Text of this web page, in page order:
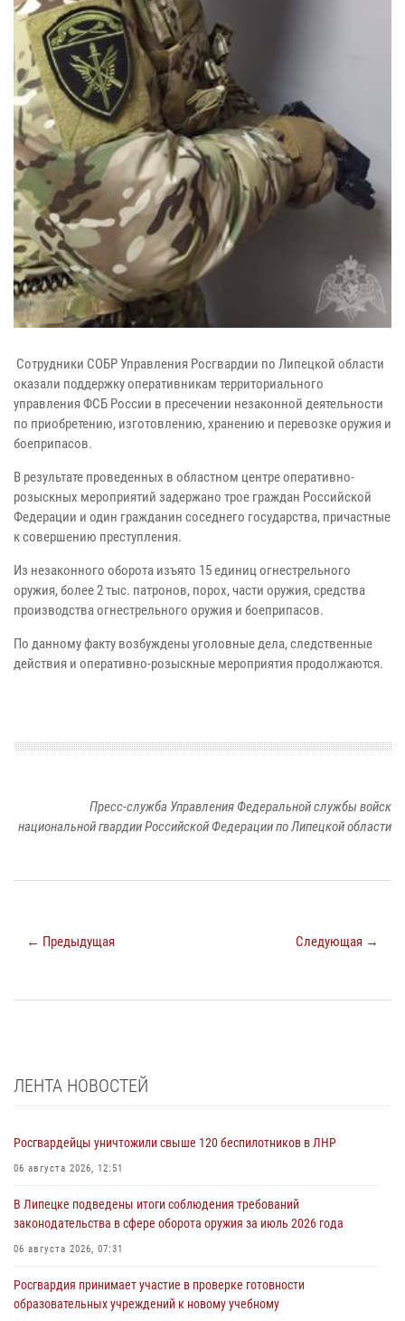
Сотрудники СОБР Управления Росгвардии по Липецкой области
оказали поддержку оперативникам территориального
управления ФСБ России в пресечении незаконной деятельности
по приобретению, изготовлению, хранению и перевозке оружия и
боеприпасов.
В результате проведенных в областном центре оперативно-
розыскных мероприятий задержано трое граждан Российской
Федерации и один гражданин соседнего государства, причастные
к совершению преступления.
Из незаконного оборота изъято 15 единиц огнестрельного
оружия, более 2 тыс. патронов, порох, части оружия, средства
производства огнестрельного оружия и боеприпасов.
По данному факту возбуждены уголовные дела, следственные
действия и оперативно-розыскные мероприятия продолжаются.
Пресс-служба Управления Федеральной службы войск
национальной гвардии Российской Федерации по Липецкой области
← Предыдущая Следующая →
ЛЕНТА НОВОСТЕЙ
Росгвардейцы уничтожили свыше 120 беспилотников в ЛНР
06 августа 2026, 12:51
В Липецке подведены итоги соблюдения требований
законодательства в сфере оборота оружия за июль 2026 года
06 августа 2026, 07:31
Росгвардия принимает участие в проверке готовности
образовательных учреждений к новому учебному